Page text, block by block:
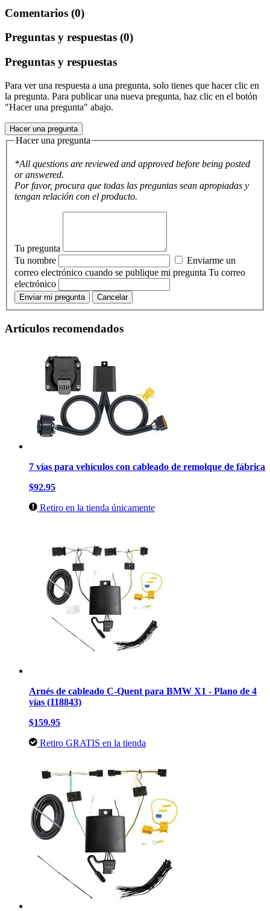
Comentarios (0)
Preguntas y respuestas (0)
Preguntas y respuestas
Para ver una respuesta a una pregunta, solo tienes que hacer clic en
la pregunta. Para publicar una nueva pregunta, haz clic en el botón
"Hacer una pregunta" abajo.
Hacer una pregunta
Hacer una pregunta
*All questions are reviewed and approved before being posted
or answered.
Por favor, procura que todas las preguntas sean apropiadas y
tengan relación con el producto.
Tu pregunta
Tu nombre
Enviarme un
correo electrónico cuando se publique mi pregunta Tu correo
electrónico
Enviar mi pregunta Cancelar
Artículos recomendados
7 vías para vehículos con cableado de remolque de fábrica
$92.95
Retiro en la tienda únicamente
Arnés de cableado C-Quent para BMW X1 - Plano de 4
vías (118843)
$159.95
Retiro GRATIS en la tienda